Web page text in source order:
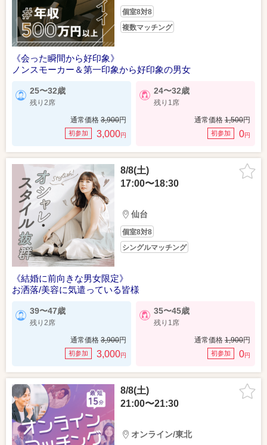
個室8対8
複数マッチング
《会った瞬間から好印象》
ノンスモーカー＆第一印象から好印象の男女
25〜32歳
残り2席
通常価格 3,900円
初参加 3,000円
24〜32歳
残り1席
通常価格 1,500円
初参加 0円
8/8(土)
17:00〜18:30
仙台
個室8対8
シングルマッチング
《結婚に前向きな男女限定》
お洒落/美容に気遣っている皆様
39〜47歳
残り2席
通常価格 3,900円
初参加 3,000円
35〜45歳
残り1席
通常価格 1,900円
初参加 0円
8/8(土)
21:00〜21:30
オンライン/東北